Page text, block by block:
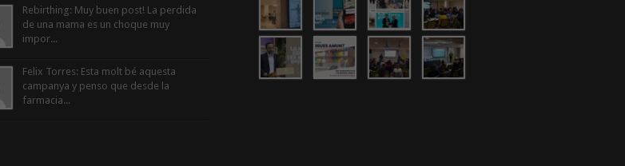
Rebirthing: Muy buen post! La perdida
de una mama es un choque muy
impor...
Felix Torres: Esta molt bé aquesta
campanya y penso que desde la
farmacia...